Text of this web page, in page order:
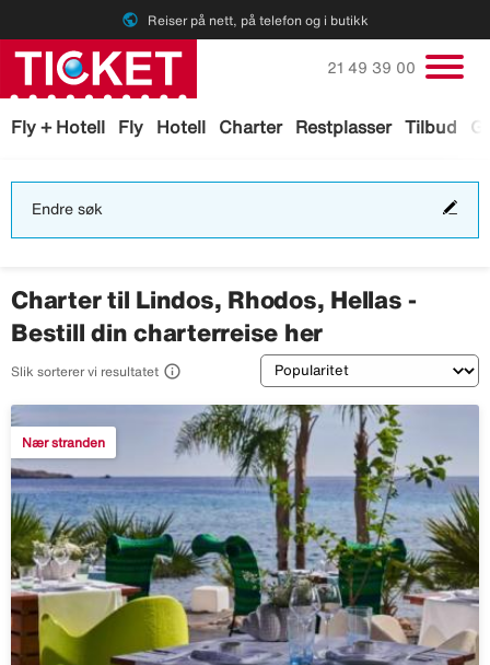
public Reiser på nett, på telefon og i butikk
Fly + Hotell Fly Hotell Charter Restplasser Tilbud
Ring oss på
21 49 39 00
Endre søk
Charter til Lindos, Rhodos, Hellas -
Bestill din charterreise her
Slik sorterer vi resultatet  Sortering
Nær stranden